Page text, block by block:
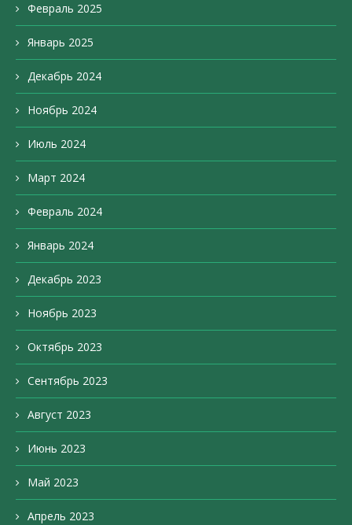
Февраль 2025
Январь 2025
Декабрь 2024
Ноябрь 2024
Июль 2024
Март 2024
Февраль 2024
Январь 2024
Декабрь 2023
Ноябрь 2023
Октябрь 2023
Сентябрь 2023
Август 2023
Июнь 2023
Май 2023
Апрель 2023